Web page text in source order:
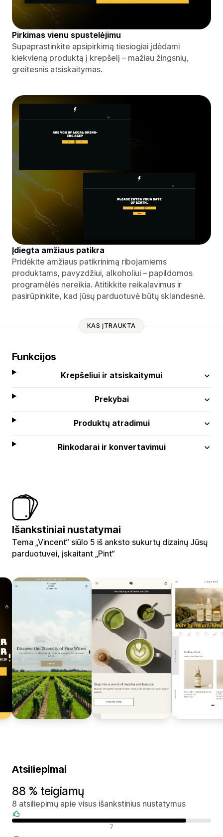
Pirkimas vienu spustelėjimu
Supaprastinkite apsipirkimą tiesiogiai įdėdami
kiekvieną produktą į krepšelį – mažiau žingsnių,
greitesnis atsiskaitymas.
Įdiegta amžiaus patikra
Pridėkite amžiaus patikrinimą ribojamiems
produktams, pavyzdžiui, alkoholiui – papildomos
programėlės nereikia. Atitikkite reikalavimus ir
pasirūpinkite, kad jūsų parduotuvė būtų sklandesnė.
KAS ĮTRAUKTA
Funkcijos
Krepšeliui ir atsiskaitymui
Prekybai
Produktų atradimui
Rinkodarai ir konvertavimui
Išankstiniai nustatymai
Tema „Vincent“ siūlo 5 iš anksto sukurtų dizainų Jūsų
parduotuvei, įskaitant „Pint“
Atsiliepimai
88 % teigiamų
8 atsiliepimų apie visus išankstinius nustatymus
7